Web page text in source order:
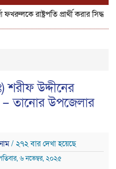
রাষ্ট্রপতি প্রার্থী করার সিদ্ধান্ত
উদ্দীনের
– তানোর উপজেলার
/ ২৭২ বার দেখা হয়েছে
৬ নভেম্বর, ২০২৫